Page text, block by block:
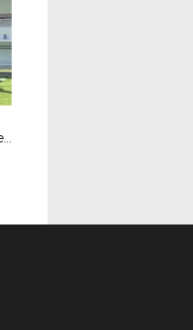
Coupe U19 Initiatives : le titre pour le Vendée Fontenay Foot